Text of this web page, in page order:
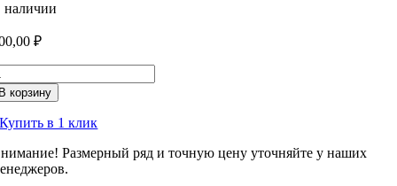
наличии
₽
корзину
Купить в 1 клик
Размерный ряд и точную цену уточняйте у наших